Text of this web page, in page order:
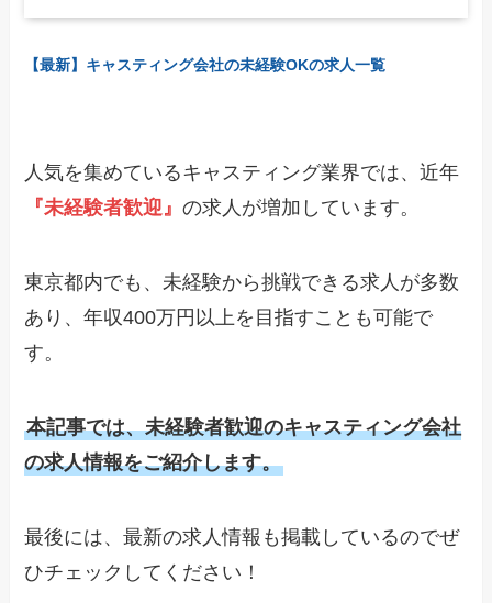
【最新】キャスティング会社の未経験OKの求人一覧
人気を集めているキャスティング業界では、近年
『未経験者歓迎』の求人が増加しています。
東京都内でも、未経験から挑戦できる求人が多数
あり、年収400万円以上を目指すことも可能で
す。
本記事では、未経験者歓迎のキャスティング会社
の求人情報をご紹介します。
最後には、最新の求人情報も掲載しているのでぜ
ひチェックしてください！